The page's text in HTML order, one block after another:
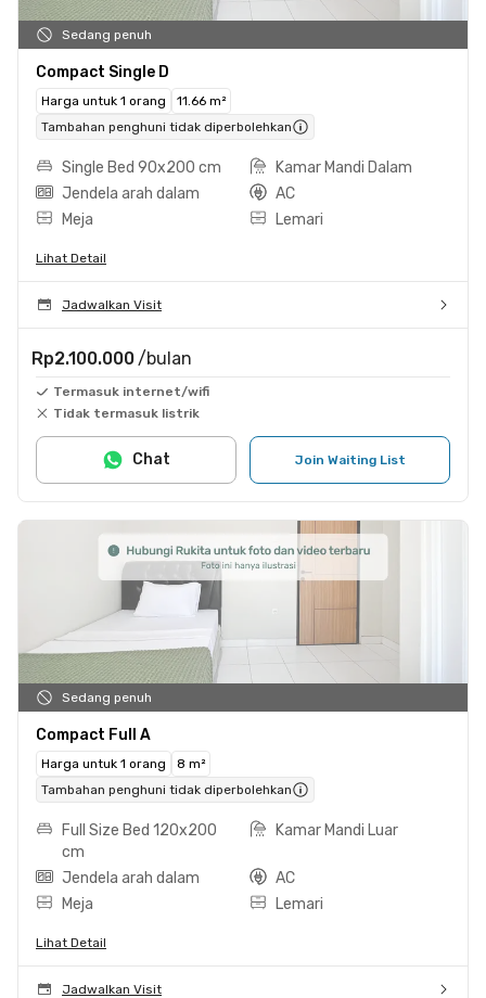
Sedang penuh
Compact Single D
Harga untuk 1 orang
11.66 m²
Tambahan penghuni tidak diperbolehkan
Single Bed 90x200 cm
Kamar Mandi Dalam
Jendela arah dalam
AC
Meja
Lemari
Lihat Detail
Jadwalkan Visit
Rp2.100.000 /bulan
Termasuk internet/wifi
Tidak termasuk listrik
Join Waiting List
Chat
Sedang penuh
Compact Full A
Harga untuk 1 orang
8 m²
Tambahan penghuni tidak diperbolehkan
Full Size Bed 120x200
cm
Kamar Mandi Luar
Jendela arah dalam
AC
Meja
Lemari
Lihat Detail
Jadwalkan Visit